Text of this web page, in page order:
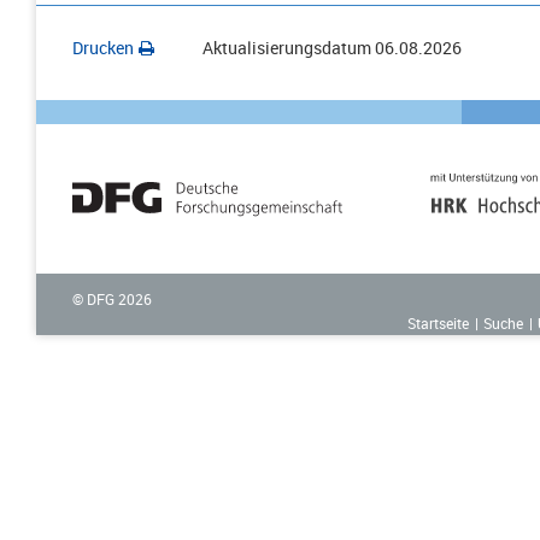
Drucken Aktualisierungsdatum06.08.2026
© DFG 2026
Startseite
Suche